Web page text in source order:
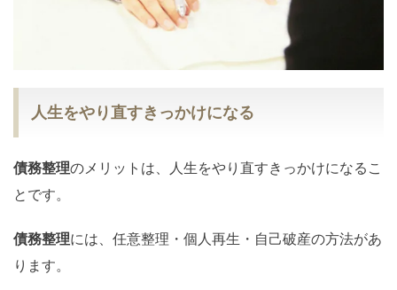
人生をやり直すきっかけになる
債務整理のメリットは、人生をやり直すきっかけになるこ
とです。
債務整理には、任意整理・個人再生・自己破産の方法があ
ります。